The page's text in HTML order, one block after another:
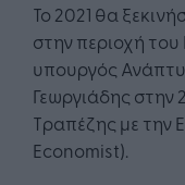
Το 2021 θα
στην περιοχή
υπουργός
Γεωργιάδης στην
Τραπέζης με την
Economist).